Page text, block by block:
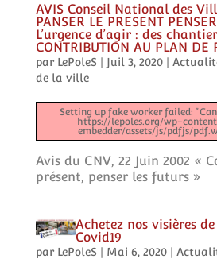
AVIS Conseil National des
PANSER LE PRESENT
L’urgence d’agir : des
CONTRIBUTION AU PLAN DE
par LePoleS Juil 3, 2020|
de la ville
Setting up fake worker failed:
https://lepoles.org/wp-
embedder/assets/js/pdfjs/
Avis du CNV, 22 Juin 2002 «
présent, penser les futurs »
Achetez nos visières
Covid19
par LePoleS Mai 6, 2020|